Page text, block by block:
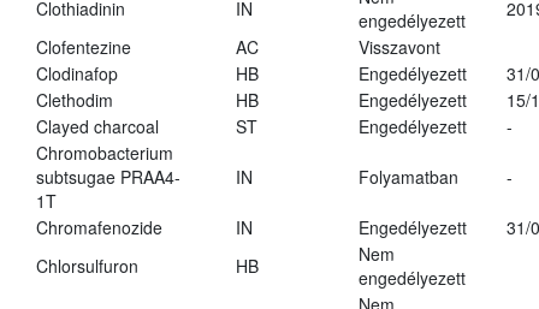
Clothiadinin
IN
engedélyezett
Clofentezine
AC
Visszavont
Clodinafop
HB Engedélyezett
31/
Clethodim
HB Engedélyezett
15/
Clayed charcoal
ST Engedélyezett
-
Chromobacterium
subtsugae PRAA4-
1T
IN Folyamatban -
Chromafenozide IN Engedélyezett
31/
Chlorsulfuron
HB
Nem
engedélyezett